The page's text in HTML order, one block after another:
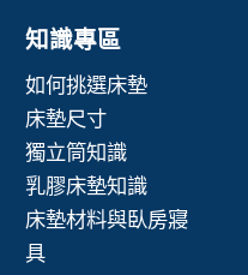
知識專區
如何挑選床墊
床墊尺寸
獨立筒知識
乳膠床墊知識
床墊材料與臥房寢
具